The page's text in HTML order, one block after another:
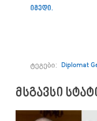
იმედი.
ტეგები: Diplomat
მსგავსი